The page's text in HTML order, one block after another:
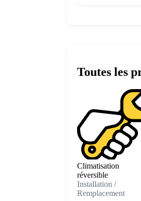
Toutes les
Climatisation
réversible
Installation /
Remplacement